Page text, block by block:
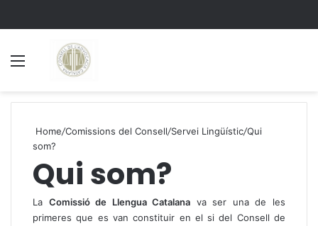
Home/Comissions del Consell/Servei Lingüístic/Qui
som?
Qui som?
La Comissió de Llengua Catalana va ser una de les
primeres que es van constituir en el si del Consell de